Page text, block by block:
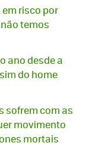
risco por
temos
ano desde a
do home
sofrem com as
movimento
mortais